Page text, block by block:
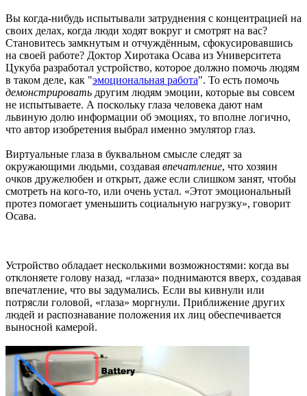
Вы когда-нибудь испытывали затруднения с концентрацией на
своих делах, когда люди ходят вокруг и смотрят на вас?
Становитесь замкнутым и отчуждённым, сфокусировавшись
на своей работе? Доктор Хиротака Осава из Университета
Цукуба разработал устройство, которое должно помочь людям
в таком деле, как "эмоциональная работа". То есть помочь
демонстрировать другим людям эмоции, которые вы совсем
не испытываете. А поскольку глаза человека дают нам
львиную долю информации об эмоциях, то вполне логично,
что автор изобретения выбрал именно эмулятор глаз.
Виртуальные глаза в буквальном смысле следят за
окружающими людьми, создавая впечатление, что хозяин
очков дружелюбен и открыт, даже если слишком занят, чтобы
смотреть на кого-то, или очень устал. «Этот эмоциональный
протез помогает уменьшить социальную нагрузку», говорит
Осава.
Устройство обладает несколькими возможностями: когда вы
отклоняете голову назад, «глаза» поднимаются вверх, создавая
впечатление, что вы задумались. Если вы кивнули или
потрясли головой, «глаза» моргнули. Приближение других
людей и распознавание положения их лиц обеспечивается
выносной камерой.